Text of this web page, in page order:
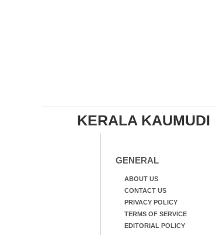
KERALA KAUMUDI
GENERAL
ABOUT US
CONTACT US
PRIVACY POLICY
TERMS OF SERVICE
EDITORIAL POLICY